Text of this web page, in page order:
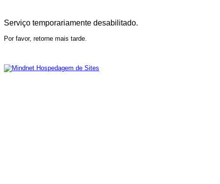
Serviço temporariamente desabilitado.
Por favor, retorne mais tarde.